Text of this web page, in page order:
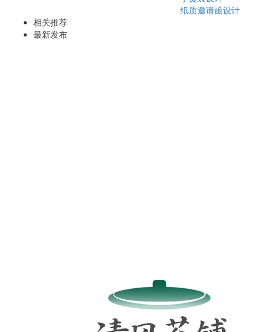
纸质邀请函设计
相关推荐
最新发布